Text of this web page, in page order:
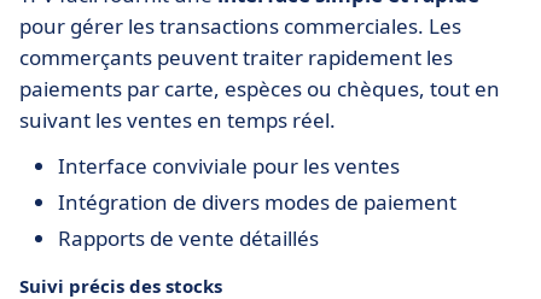
pour gérer les transactions commerciales. Les
commerçants peuvent traiter rapidement les
paiements par carte, espèces ou chèques, tout en
suivant les ventes en temps réel.
Interface conviviale pour les ventes
Intégration de divers modes de paiement
Rapports de vente détaillés
Suivi précis des stocks